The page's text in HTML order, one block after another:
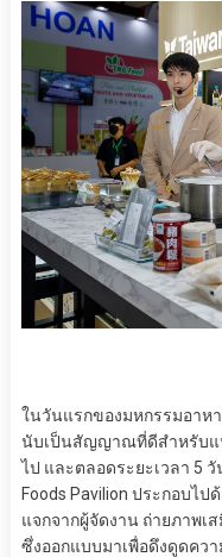
ในวันแรกของมหกรรมอาห
นับเป็นสัญญาณที่ดีสำหรับแ
ไป และตลอดระยะเวลา 5
Foods Pavilion ประกอบไ
แจกจากผู้จัดงาน ถ่ายภาพเ
ซึ่งออกแบบมาเพื่อดึงดูดคว